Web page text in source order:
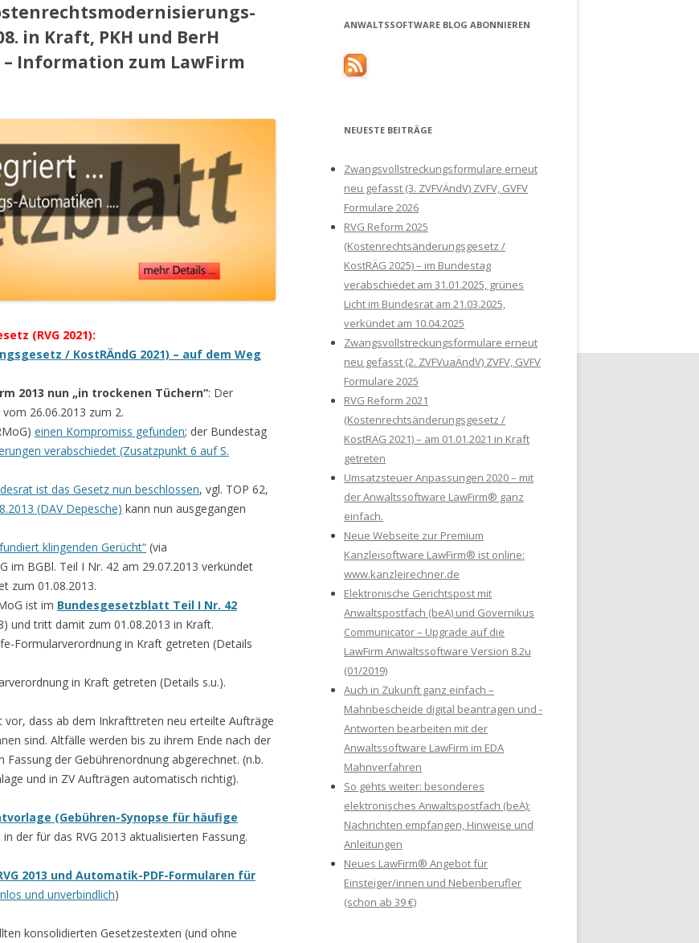
in Kraft, PKH und BerH
– Information zum LawFirm
(RVG 2021):
/ KostRÄndG 2021) – auf dem Weg
2013 nun „in trockenen Tüchern“: Der
26.06.2013 zum 2.
einen Kompromiss gefunden; der Bundestag
verabschiedet (Zusatzpunkt 6 auf S.
ist das Gesetz nun beschlossen, vgl. TOP 62,
(DAV Depesche) kann nun ausgegangen
klingenden Gerücht“ (via
im BGBl. Teil I Nr. 42 am 29.07.2013 verkündet
zum 01.08.2013.
ist im Bundesgesetzblatt Teil I Nr. 42
und tritt damit zum 01.08.2013 in Kraft.
Formularverordnung in Kraft getreten (Details
in Kraft getreten (Details s.u.).
vor, dass ab dem Inkrafttreten neu erteilte Aufträge
sind. Altfälle werden bis zu ihrem Ende nach der
der Gebührenordnung abgerechnet. (n.b.
und in ZV Aufträgen automatisch richtig).
(Gebühren-Synopse für häufige
der für das RVG 2013 aktualisierten Fassung.
2013 und Automatik-PDF-Formularen für
und unverbindlich)
konsolidierten Gesetzestexten (und ohne
ANWALTSSOFTWARE BLOG ABONNIEREN
NEUESTE BEITRÄGE
Zwangsvollstreckungsformulare erneut
neu gefasst (3. ZVFVÄndV) ZVFV, GVFV
Formulare 2026
RVG Reform 2025
(Kostenrechtsänderungsgesetz /
KostRÄG 2025) – im Bundestag
verabschiedet am 31.01.2025, grünes
Licht im Bundesrat am 21.03.2025,
verkündet am 10.04.2025
Zwangsvollstreckungsformulare erneut
neu gefasst (2. ZVFVuaÄndV) ZVFV, GVFV
Formulare 2025
RVG Reform 2021
(Kostenrechtsänderungsgesetz /
KostRÄG 2021) – am 01.01.2021 in Kraft
getreten
Umsatzsteuer Anpassungen 2020 – mit
der Anwaltssoftware LawFirm® ganz
einfach.
Neue Webseite zur Premium
Kanzleisoftware LawFirm® ist online:
www.kanzleirechner.de
Elektronische Gerichtspost mit
Anwaltspostfach (beA) und Governikus
Communicator – Upgrade auf die
LawFirm Anwaltssoftware Version 8.2u
(01/2019)
Auch in Zukunft ganz einfach –
Mahnbescheide digital beantragen und -
Antworten bearbeiten mit der
Anwaltssoftware LawFirm im EDA
Mahnverfahren
So gehts weiter: besonderes
elektronisches Anwaltspostfach (beA):
Nachrichten empfangen, Hinweise und
Anleitungen
Neues LawFirm® Angebot für
Einsteiger/innen und Nebenberufler
(schon ab 39 €)